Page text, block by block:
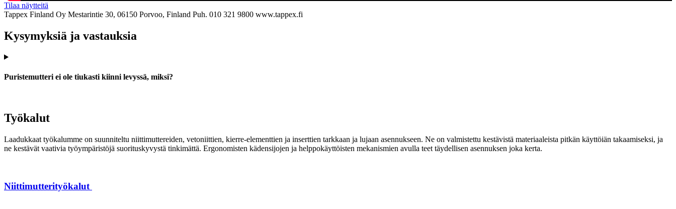
Tilaa näytteitä
Tappex Finland Oy Mestarintie 30, 06150 Porvoo, Finland Puh. 010 321 9800 www.tappex.fi
Kysymyksiä ja vastauksia
Puristemutteri ei ole tiukasti kiinni levyssä, miksi?
Työkalut
Laadukkaat työkalumme on suunniteltu niittimuttereiden, vetoniittien, kierre-elementtien ja inserttien tarkkaan ja lujaan asennukseen. Ne on valmistettu kestävistä materiaaleista pitkän käyttöiän takaamiseksi, ja
ne kestävät vaativia työympäristöjä suorituskyvystä tinkimättä. Ergonomisten kädensijojen ja helppokäyttöisten mekanismien avulla teet täydellisen asennuksen joka kerta.
Niittimutterityökalut